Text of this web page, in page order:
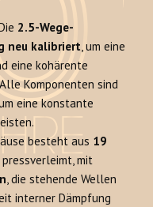
2.5-Wege-
neu kalibriert, um eine
eine kohärente
Komponenten sind
eine konstante
besteht aus 19
mit
, die stehende Wellen
interner Dämpfung